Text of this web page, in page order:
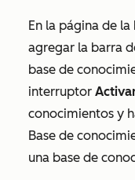
En la página de la
agregar la barra
base de
interruptor
conocimientos y
Base de
una base de